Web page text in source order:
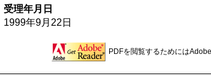
受理年月日
1999年9月22日
PDFを閲覧するためには